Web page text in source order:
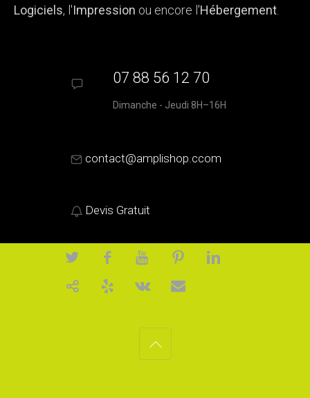
Logiciels, l'Impression ou encore l'Hébergement.
07 88 56 12 70
Dimanche - Jeudi 8H–16H
contact@amplishop.ccom
Devis Gratuit